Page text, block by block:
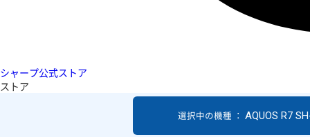
シャープ公式ストア
ストア
選択中の機種 ： AQUOS R7